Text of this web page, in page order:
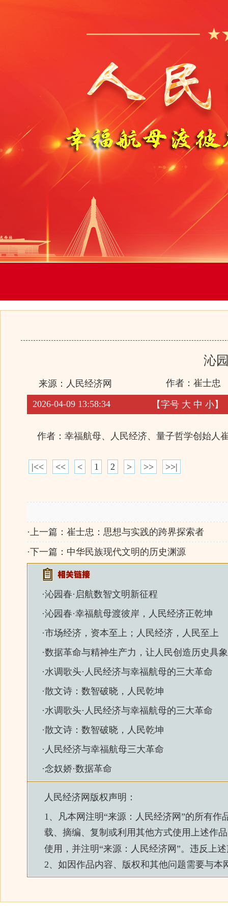
沁
来源： 人民经济网 作者：崔士忠
2026-04-09 13:58:34 【字号 大 中 小】
作者：幸福航母、人民经济、量子哲学创始人
|<< << < 1 2 > >> >>|
·上一篇： 崔士忠：思想与实践的跨界探索者
·下一篇： 中华民族现代文明的历史渊源
·沁园春·启航数智文明新征程
·沁园春·幸福航母渡彼岸，人民经济正乾坤
·市场经济，资本至上；人民经济，人民至上
·数据革命与精神生产力，让人民创造历史具
·水调歌头·人民经济与幸福航母的三大革命
·散文诗：数智破晓，人民乾坤
·水调歌头·人民经济与幸福航母的三大革命
·散文诗：数智破晓，人民乾坤
· 人民经济与幸福航母三大革命
·念奴娇·数据革命
人民经济网 版权声明：
1、凡本网注明“来源： 人民经济网 ”的所有作
载、摘编、复制或利用其他方式使用上述作
使用，并注明“来源： 人民经济网 ”。违反上
2、如因作品内容、版权和其他问题需要与本